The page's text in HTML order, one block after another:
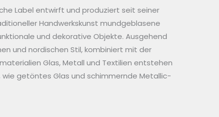
Label entwirft und produziert seit seiner
Handwerkskunst mundgeblasene
und dekorative Objekte. Ausgehend
und nordischen Stil, kombiniert mit der
Glas, Metall und Textilien entstehen
getöntes Glas und schimmernde Metallic-